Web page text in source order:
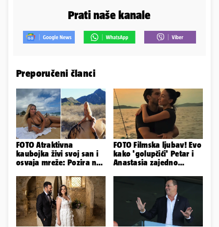
Prati naše kanale
Preporučeni članci
FOTO Atraktivna
kaubojka živi svoj san i
osvaja mreže: Pozira na
rodeu...
FOTO Filmska ljubav! Evo
kako 'golupčići' Petar i
Anastasia zajedno